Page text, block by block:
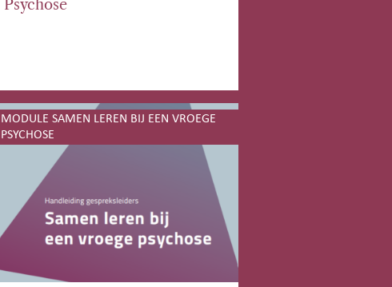
Psychose
MODULE SAMEN LEREN BIJ EEN VROEGE
PSYCHOSE